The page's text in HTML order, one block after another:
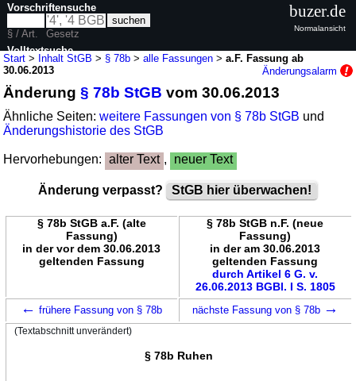
Start > Inhalt StGB > § 78b >alle Fassungen >a.F. Fassung ab
30.06.2013
Änderungsalarm
Änderung§ 78b StGB vom 30.06.2013
Ähnliche Seiten:weitere Fassungen von § 78b StGB und
Änderungshistorie des StGB
Hervorhebungen: alter Text , neuer Text
Änderung verpasst? StGB hier überwachen!
§ 78b StGB a.F. (alte
Fassung)
in der vor dem 30.06.2013
geltenden Fassung
§ 78b StGB n.F. (neue
Fassung)
in der am 30.06.2013
geltenden Fassung
durch Artikel 6 G. v.
26.06.2013 BGBl. I S. 1805
← frühere Fassung von § 78b nächste Fassung von § 78b →
(Textabschnitt unverändert)
§ 78b Ruhen
Vorschriftensuche
§ / Art.
Gesetz
Volltextsuche
buzer.de
Normalansicht